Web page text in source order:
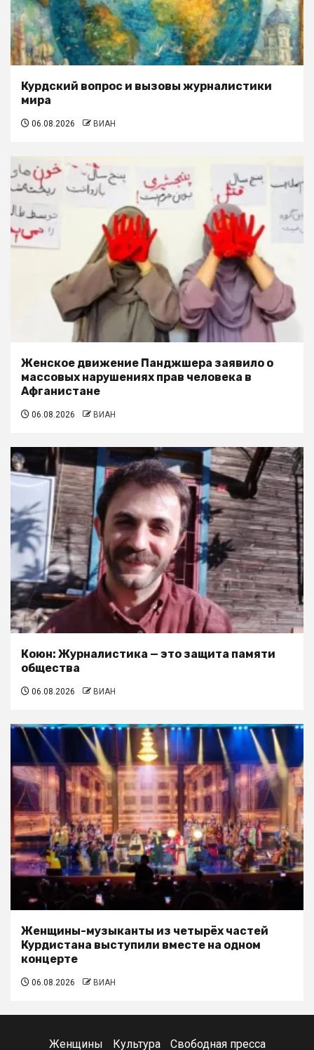
Курдский вопрос и вызовы журналистики
мира
06.08.2026 ВИАН
Женское движение Панджшера заявило о
массовых нарушениях прав человека в
Афганистане
06.08.2026 ВИАН
Коюн: Журналистика — это защита памяти
общества
06.08.2026 ВИАН
Женщины-музыканты из четырёх частей
Курдистана выступили вместе на одном
концерте
06.08.2026 ВИАН
Женщины Культура Свободная пресса